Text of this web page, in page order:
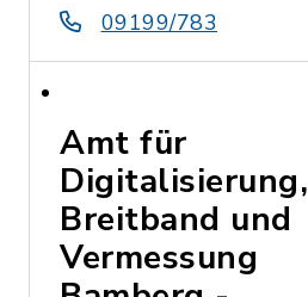
09199/783
Amt für
Digitalisierung,
Breitband und
Vermessung